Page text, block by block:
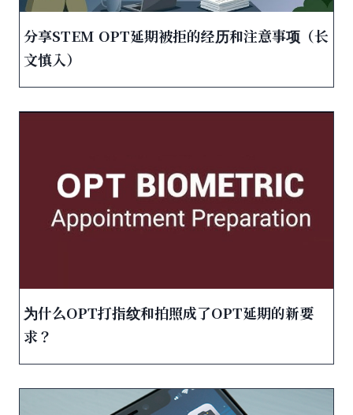
分享STEM OPT延期被拒的经历和注意事项（长
文慎入）
为什么OPT打指纹和拍照成了OPT延期的新要
求？